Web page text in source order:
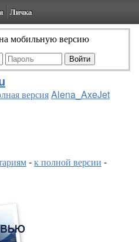
Личка
мобильную версию
версияAlena_AxeJet
-к полной версии -